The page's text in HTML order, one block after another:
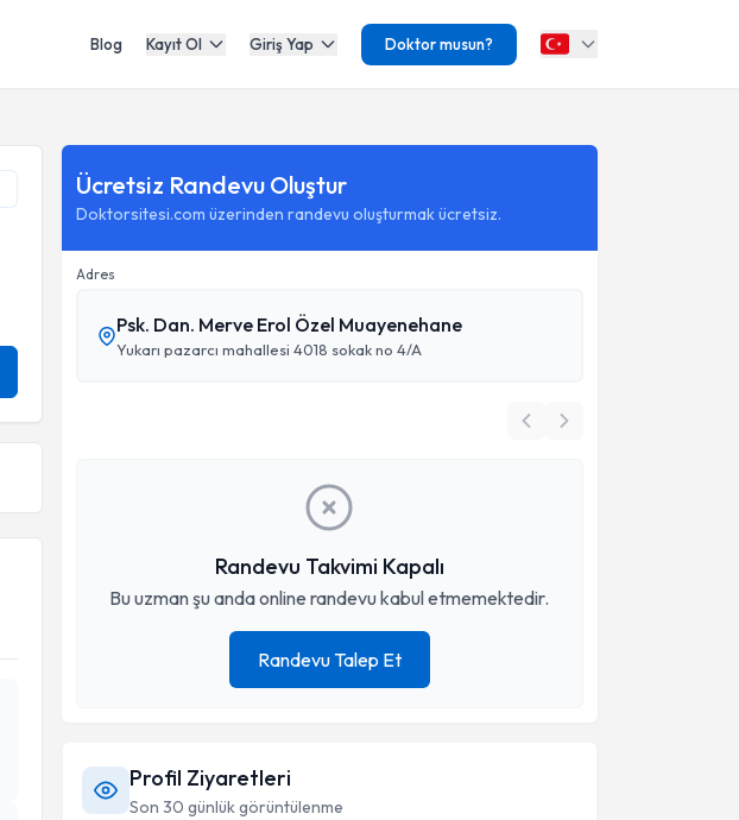
Blog Kayıt Ol Giriş Yap Doktor musun?
Ücretsiz Randevu Oluştur
Doktorsitesi.com üzerinden randevu oluşturmak ücretsiz.
Adres
Psk. Dan. Merve Erol Özel Muayenehane
Yukarı pazarcı mahallesi 4018 sokak no 4/A
Randevu Takvimi Kapalı
Bu uzman şu anda online randevu kabul etmemektedir.
Randevu Talep Et
Profil Ziyaretleri
Son 30 günlük görüntülenme